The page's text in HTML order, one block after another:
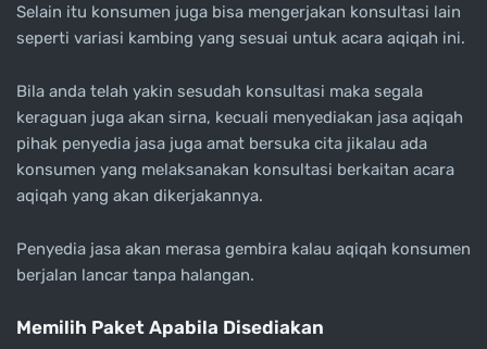
Selain itu konsumen juga bisa mengerjakan konsultasi lain
seperti variasi kambing yang sesuai untuk acara aqiqah ini.
Bila anda telah yakin sesudah konsultasi maka segala
keraguan juga akan sirna, kecuali menyediakan jasa aqiqah
pihak penyedia jasa juga amat bersuka cita jikalau ada
konsumen yang melaksanakan konsultasi berkaitan acara
aqiqah yang akan dikerjakannya.
Penyedia jasa akan merasa gembira kalau aqiqah konsumen
berjalan lancar tanpa halangan.
Memilih Paket Apabila Disediakan